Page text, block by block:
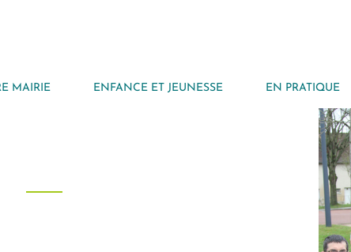
MAIRIE ENFANCE ET JEUNESSE EN PRATIQUE